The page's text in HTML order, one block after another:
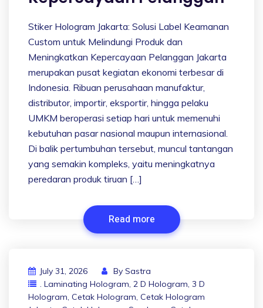
Stiker Hologram Jakarta: Solusi Label Keamanan
Custom untuk Melindungi Produk dan
Meningkatkan Kepercayaan Pelanggan Jakarta
merupakan pusat kegiatan ekonomi terbesar di
Indonesia. Ribuan perusahaan manufaktur,
distributor, importir, eksportir, hingga pelaku
UMKM beroperasi setiap hari untuk memenuhi
kebutuhan pasar nasional maupun internasional.
Di balik pertumbuhan tersebut, muncul tantangan
yang semakin kompleks, yaitu meningkatnya
peredaran produk tiruan […]
Read more
July 31, 2026 By Sastra
. Laminating Hologram, 2 D Hologram, 3 D
Hologram, Cetak Hologram, Cetak Hologram